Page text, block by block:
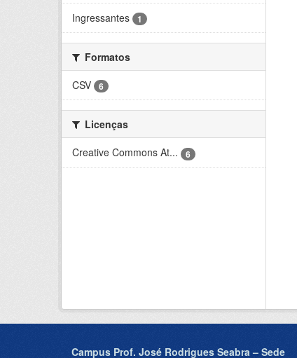
Ingressantes 1
Formatos
CSV
6
Licenças
Creative Commons At...
6
Campus Prof. José Rodrigues Seabra – Sede